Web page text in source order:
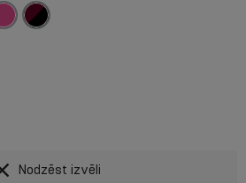
Nodzēst izvēli